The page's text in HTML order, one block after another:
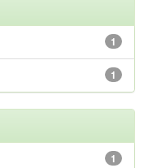
1
1
1